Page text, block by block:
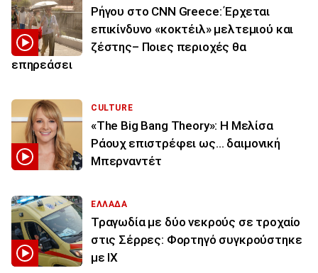
Ρήγου στο CNN Greece: Έρχεται
επικίνδυνο «κοκτέιλ» μελτεμιού και
ζέστης– Ποιες περιοχές θα
επηρεάσει
CULTURE
«The Big Bang Theory»: Η Μελίσα
Ράουχ επιστρέφει ως… δαιμονική
Μπερναντέτ
ΕΛΛΑΔΑ
Τραγωδία με δύο νεκρούς σε τροχαίο
στις Σέρρες: Φορτηγό συγκρούστηκε
με ΙΧ